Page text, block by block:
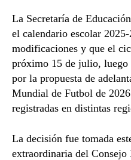
La Secretaría de
el calendario escolar
modificaciones y que el
próximo 15 de julio, luego
por la propuesta de
Mundial de Futbol de
registradas en distintas
La decisión fue tomada
extraordinaria del